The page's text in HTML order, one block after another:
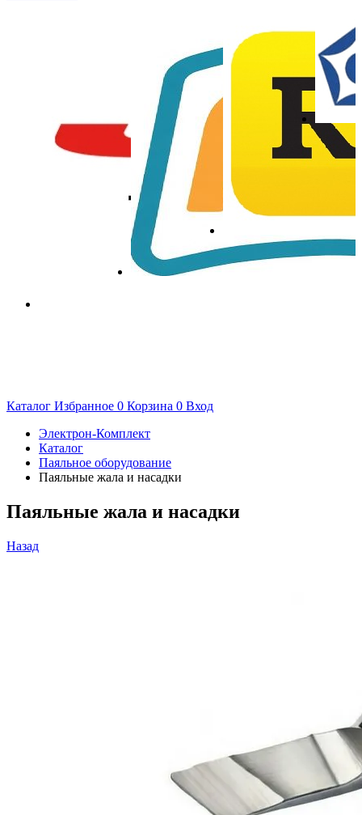
Каталог Избранное 0 Корзина 0 Вход
Электрон-Комплект
Каталог
Паяльное оборудование
Паяльные жала и насадки
Паяльные жала и насадки
Назад